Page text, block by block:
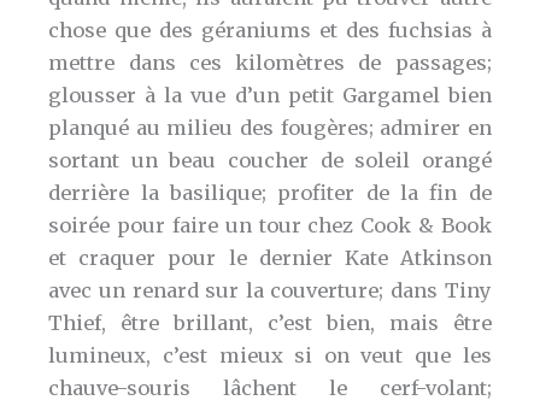
chose que des géraniums et des fuchsias à
mettre dans ces kilomètres de passages;
glousser à la vue d’un petit Gargamel bien
planqué au milieu des fougères; admirer en
sortant un beau coucher de soleil orangé
derrière la basilique; profiter de la fin de
soirée pour faire un tour chez Cook & Book
et craquer pour le dernier Kate Atkinson
avec un renard sur la couverture; dans Tiny
Thief, être brillant, c’est bien, mais être
lumineux, c’est mieux si on veut que les
chauve-souris lâchent le cerf-volant;